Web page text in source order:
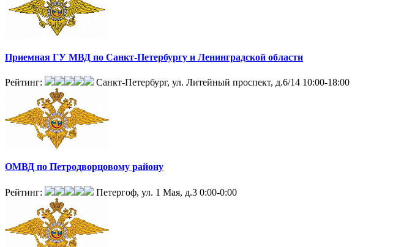
Приемная ГУ МВД по Санкт-Петербургу и Ленинградской области
Рейтинг: Санкт-Петербург, ул. Литейный проспект, д.6/14 10:00-18:00
ОМВД по Петродворцовому району
Рейтинг: Петергоф, ул. 1 Мая, д.3 0:00-0:00